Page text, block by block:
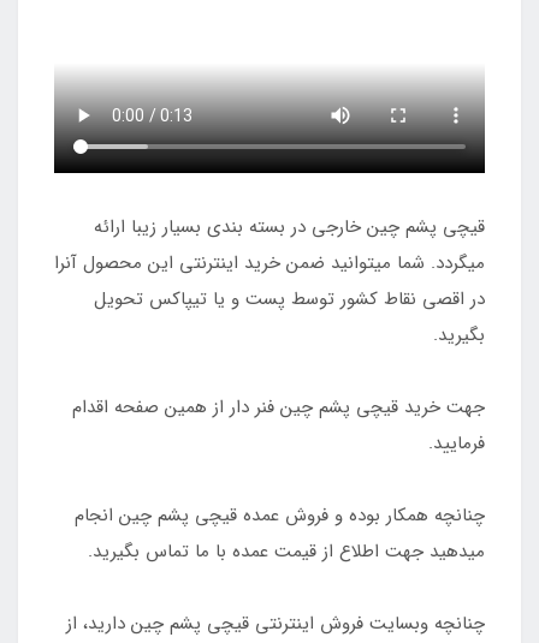
قیچی پشم چین خارجی در بسته بندی بسیار زیبا ارائه
میگردد. شما میتوانید ضمن خرید اینترنتی این محصول آنرا
در اقصی نقاط کشور توسط پست و یا تیپاکس تحویل
بگیرید.
جهت خرید قیچی پشم چین فنر دار از همین صفحه اقدام
فرمایید.
چنانچه همکار بوده و فروش عمده قیچی پشم چین انجام
میدهید جهت اطلاع از قیمت عمده با ما تماس بگیرید.
چنانچه وبسایت فروش اینترنتی قیچی پشم چین دارید، از